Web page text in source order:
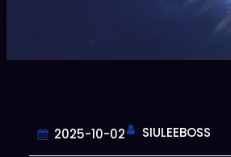
2025-10-02 SIULEEBOSS